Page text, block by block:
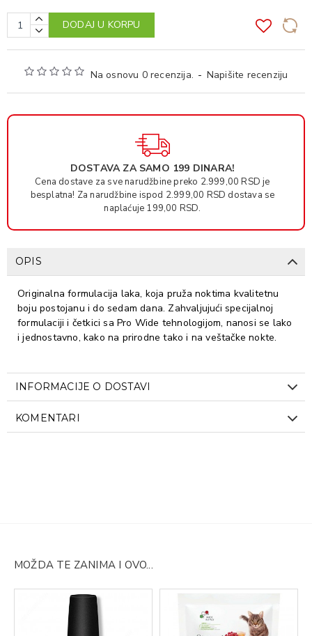
Na osnovu 0 recenzija. - Napišite recenziju
DODAJ U KORPU
DOSTAVA ZA SAMO 199 DINARA!
Cena dostave za sve narudžbine preko 2.999,00 RSD je
besplatna! Za narudžbine ispod 2.999,00 RSD dostava se
naplaćuje 199,00 RSD.
OPIS
Originalna formulacija laka, koja pruža noktima kvalitetnu
boju postojanu i do sedam dana. Zahvaljujući specijalnoj
formulaciji i četkici sa Pro Wide tehnologijom, nanosi se lako
i jednostavno, kako na prirodne tako i na veštačke nokte.
INFORMACIJE O DOSTAVI
KOMENTARI
MOŽDA TE ZANIMA I OVO...